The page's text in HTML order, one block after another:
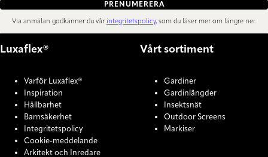
PRENUMERERA
Via anmälan godkänner du vår integritetspolicy, som du läser mer om längre ner.
Luxaflex®
Varför Luxaflex®
Inspiration
Hållbarhet
Barnsäkerhet
Integritetspolicy
Cookie-meddelande
Arkitekt och Inredare
Vårt sortiment
Gardiner
Gardinlängder
Insektsnät
Outdoor Screens
Markiser